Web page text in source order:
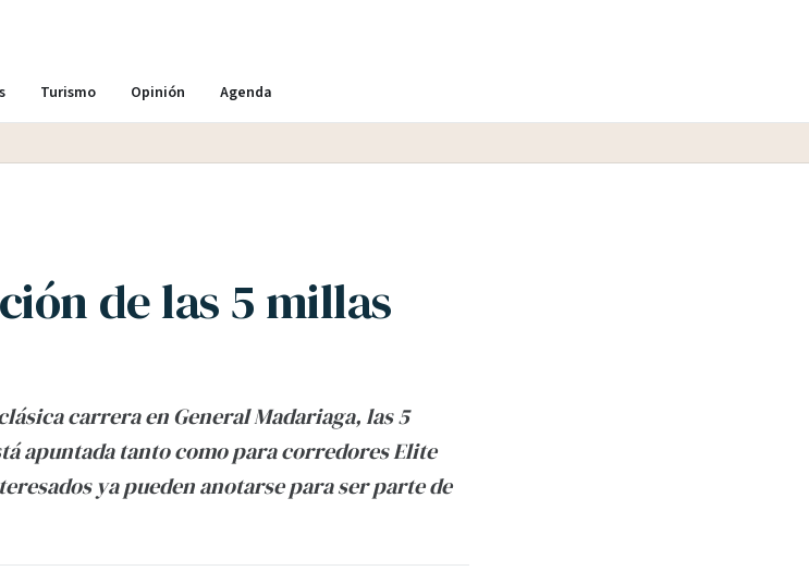
Turismo Opinión Agenda
de las 5 millas
carrera en General Madariaga, las 5
apuntada tanto como para corredores Elite
ya pueden anotarse para ser parte de